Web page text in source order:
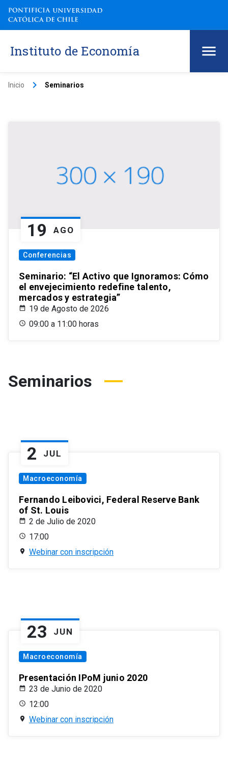
Instituto de Economía
Inicio keyboard_arrow_right Seminarios
19 AGO
Conferencias
Seminario: “El Activo que Ignoramos: Cómo
el envejecimiento redefine talento,
mercados y estrategia”
19 de Agosto de 2026
09:00 a 11:00 horas
Seminarios
2 JUL
Macroeconomía
Fernando Leibovici, Federal Reserve Bank
of St. Louis
2 de Julio de 2020
17:00
Webinar con inscripción
23 JUN
Macroeconomía
Presentación IPoM junio 2020
23 de Junio de 2020
12:00
Webinar con inscripción